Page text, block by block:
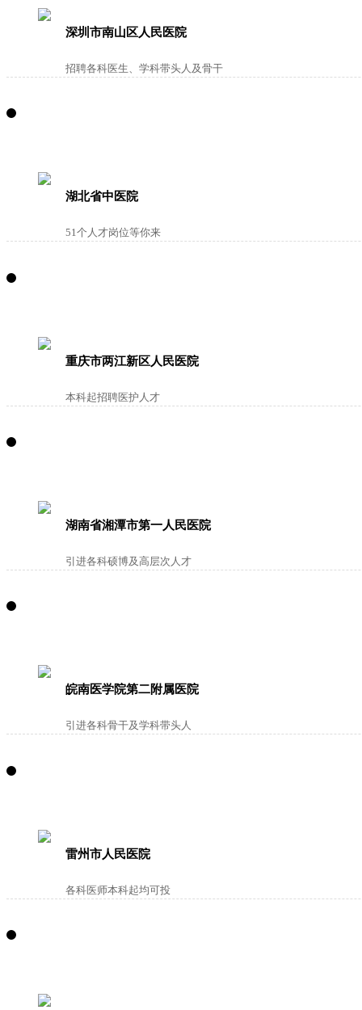
深圳市南山区人民医院
招聘各科医生、学科带头人及骨干
湖北省中医院
51个人才岗位等你来
重庆市两江新区人民医院
本科起招聘医护人才
湖南省湘潭市第一人民医院
引进各科硕博及高层次人才
皖南医学院第二附属医院
引进各科骨干及学科带头人
雷州市人民医院
各科医师本科起均可投